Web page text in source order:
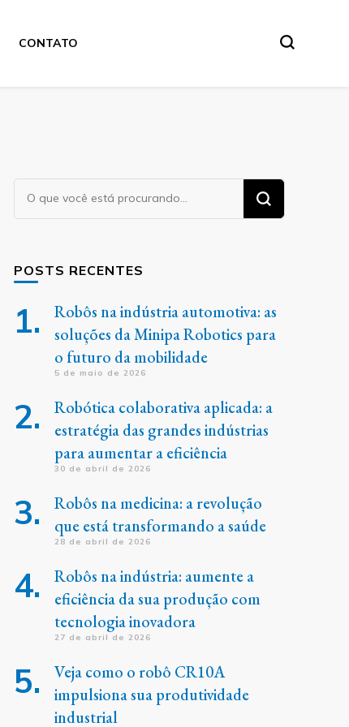
CONTATO
Procurando
algo?
POSTS RECENTES
Robôs na indústria automotiva: as
soluções da Minipa Robotics para
o futuro da mobilidade
5 de maio de 2026
Robótica colaborativa aplicada: a
estratégia das grandes indústrias
para aumentar a eficiência
30 de abril de 2026
Robôs na medicina: a revolução
que está transformando a saúde
28 de abril de 2026
Robôs na indústria: aumente a
eficiência da sua produção com
tecnologia inovadora
27 de abril de 2026
Veja como o robô CR10A
impulsiona sua produtividade
industrial